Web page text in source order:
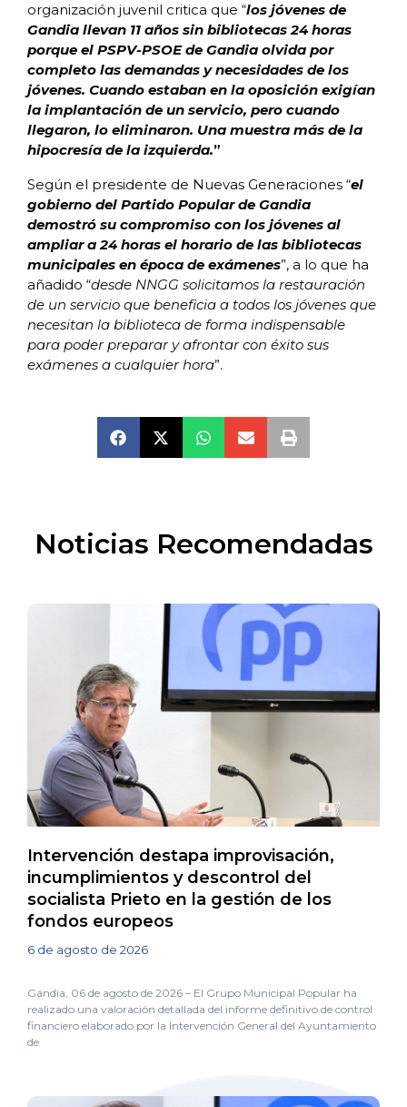
organización juvenil critica que “los jóvenes de
Gandia llevan 11 años sin bibliotecas 24 horas
porque el PSPV-PSOE de Gandia olvida por
completo las demandas y necesidades de los
jóvenes. Cuando estaban en la oposición exigían
la implantación de un servicio, pero cuando
llegaron, lo eliminaron. Una muestra más de la
hipocresía de la izquierda.”
Según el presidente de Nuevas Generaciones “el
gobierno del Partido Popular de Gandia
demostró su compromiso con los jóvenes al
ampliar a 24 horas el horario de las bibliotecas
municipales en época de exámenes”, a lo que ha
añadido “desde NNGG solicitamos la restauración
de un servicio que beneficia a todos los jóvenes que
necesitan la biblioteca de forma indispensable
para poder preparar y afrontar con éxito sus
exámenes a cualquier hora”.
Noticias Recomendadas
Intervención destapa improvisación,
incumplimientos y descontrol del
socialista Prieto en la gestión de los
fondos europeos
6 de agosto de 2026
Gandia, 06 de agosto de 2026 – El Grupo Municipal Popular ha
realizado una valoración detallada del informe definitivo de control
financiero elaborado por la Intervención General del Ayuntamiento
de